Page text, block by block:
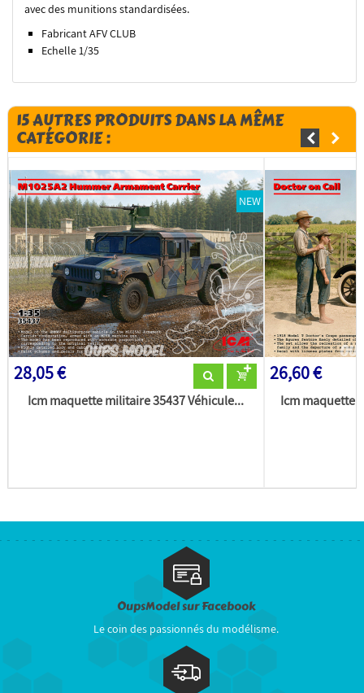
avec des munitions standardisées.
Fabricant AFV CLUB
Echelle 1/35
15 AUTRES PRODUITS DANS LA MÊME
CATÉGORIE :
NEW
28,05 €
Icm maquette militaire 35437 Véhicule...
26,60 €
Icm maquette
OupsModel sur Facebook
Le coin des passionnés du modélisme.